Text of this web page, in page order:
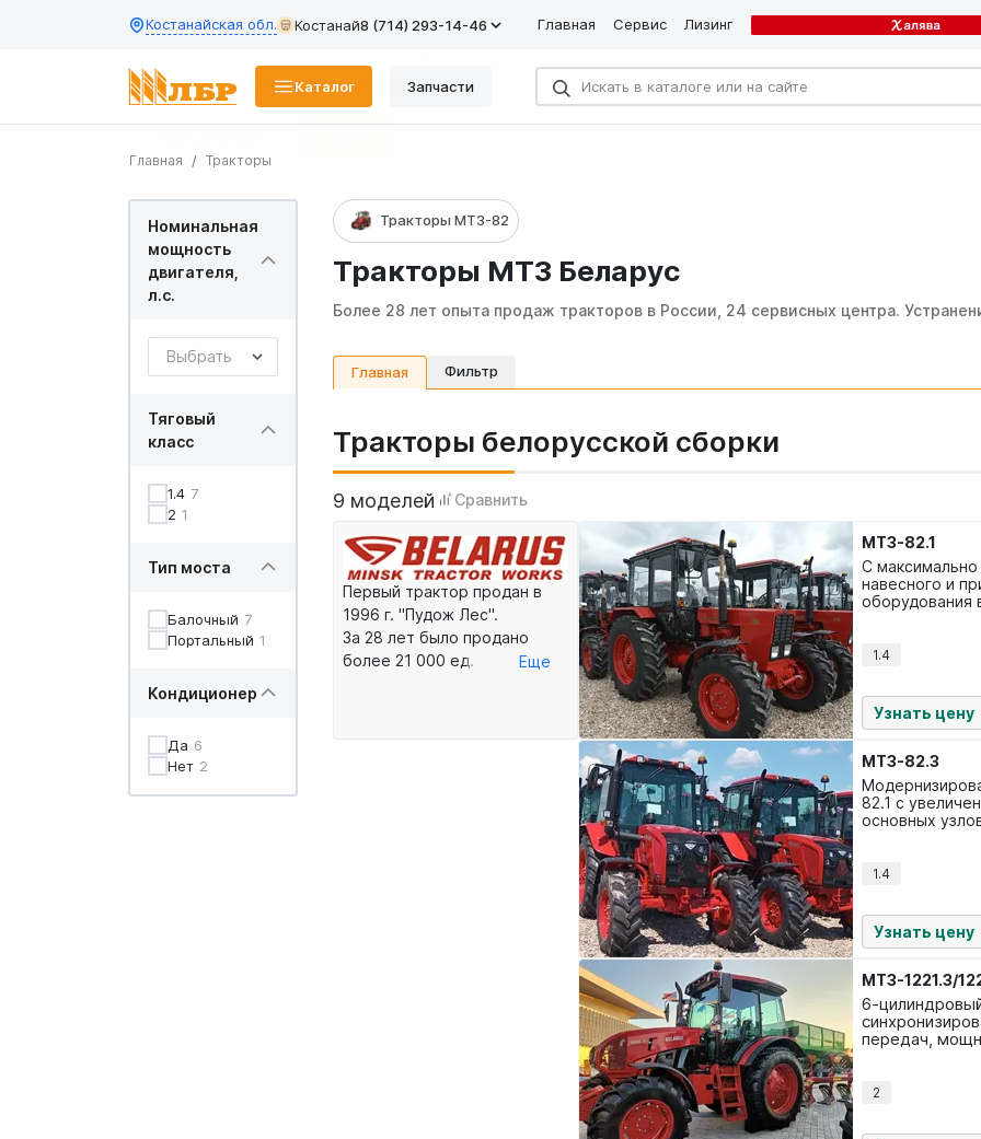
Костанайская обл. Костанай8 (714) 293-14-46 Главная Сервис Лизинг
Каталог Запчасти
Главная Тракторы
Номинальная
мощность
двигателя,
л.с.
Выбрать
Тяговый
класс
1.4 7
2 1
Тип моста
Балочный 7
Портальный 1
Кондиционер
Да 6
Нет 2
Тракторы МТЗ-82
Тракторы МТЗ Беларус
Более 28 лет опыта продаж тракторов в России, 24 сервисных центра.
Главная Фильтр
Тракторы белорусской сборки
9 моделей Сравнить
Первый трактор продан в
1996 г. "Пудож Лес".
За 28 лет было продано
более 21 000 ед. техники.
Еще
МТЗ-82.1
С
навесного и
оборудования
1.4
Узнать цену
МТЗ-82.3
82.1 с
основных
1.4
Узнать цену
МТЗ-1221.3/
6-
передач,
2